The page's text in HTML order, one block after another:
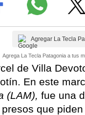
Agregar La Tecla
Agrega La Tecla Patagonia a tus
de Villa
En este
(LAM), fue una
que